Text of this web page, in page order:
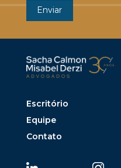
Escritório
Equipe
Contato